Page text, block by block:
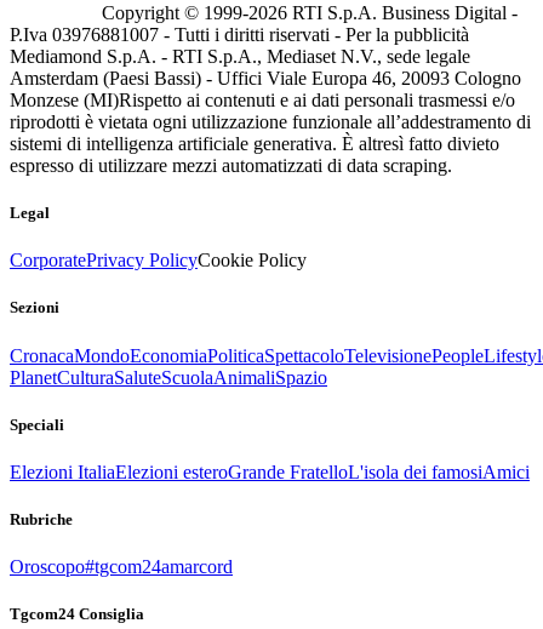
Copyright © 1999-2026 RTI S.p.A. Business Digital -
P.Iva 03976881007 - Tutti i diritti riservati - Per la pubblicità
Mediamond S.p.A. - RTI S.p.A., Mediaset N.V., sede legale
Amsterdam (Paesi Bassi) - Uffici Viale Europa 46, 20093 Cologno
Monzese (MI)Rispetto ai contenuti e ai dati personali trasmessi e/o
riprodotti è vietata ogni utilizzazione funzionale all’addestramento di
sistemi di intelligenza artificiale generativa. È altresì fatto divieto
espresso di utilizzare mezzi automatizzati di data scraping.
Legal
CorporatePrivacy PolicyCookie Policy
Sezioni
CronacaMondoEconomiaPoliticaSpettacoloTelevisionePeople
PlanetCulturaSaluteScuolaAnimaliSpazio
Speciali
Elezioni ItaliaElezioni esteroGrande FratelloL'isola dei famosiAmici
Rubriche
Oroscopo#tgcom24amarcord
Tgcom24 Consiglia